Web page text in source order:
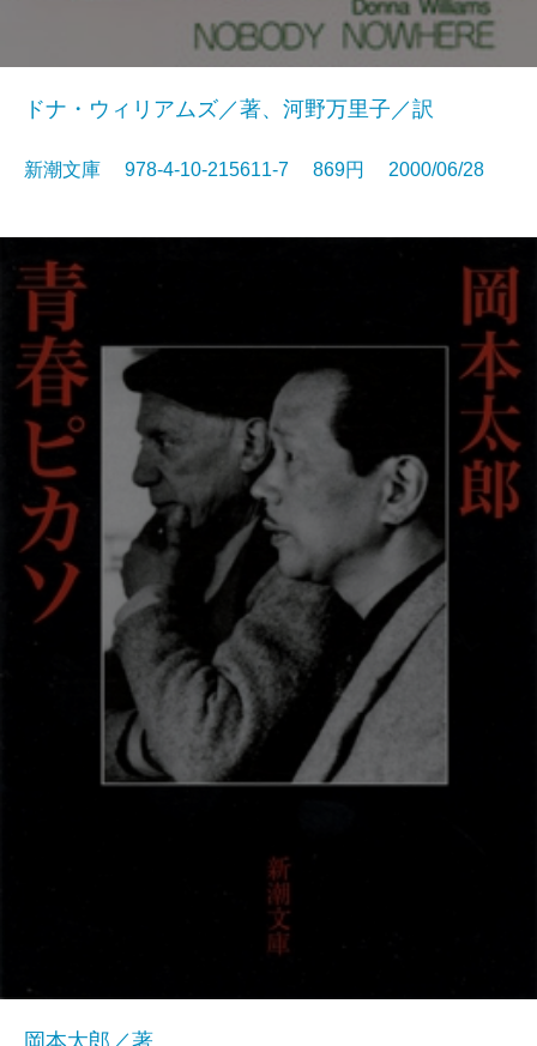
ドナ・ウィリアムズ／著、河野万里子／訳
新潮文庫 978-4-10-215611-7 869円 2000/06/28